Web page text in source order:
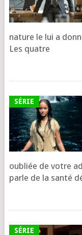
nature le lui a
Les quatre
SÉRIE
oubliée de votre
parle de la san­té
SÉRIE